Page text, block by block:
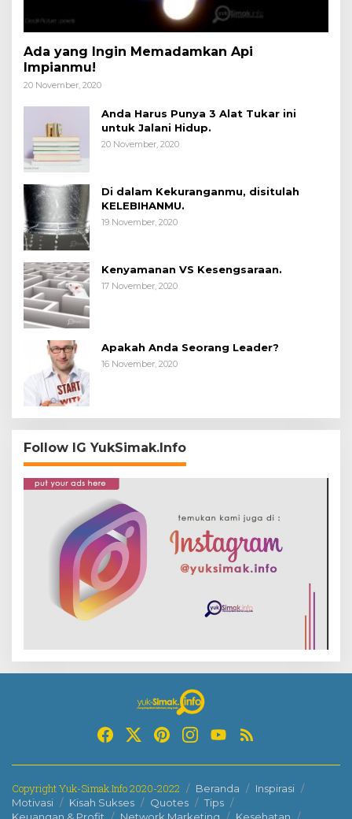
Ada yang Ingin Memadamkan Api
Impianmu!
20 November, 2020
Anda Harus Punya 3 Alat Tukar ini
untuk Jalani Hidup.
20 November, 2020
Di dalam Kekuranganmu, disitulah
KELEBIHANMU.
19 November, 2020
Kenyamanan VS Kesengsaraan.
17 November, 2020
Apakah Anda Seorang Leader?
16 November, 2020
Follow IG YukSimak.Info
Copyright Yuk-Simak.Info 2020-2022 Beranda
Inspirasi
Motivasi
Kisah Sukses Quotes
Tips